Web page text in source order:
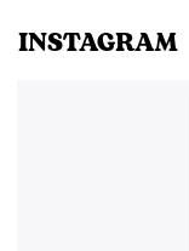
INSTAGRAM